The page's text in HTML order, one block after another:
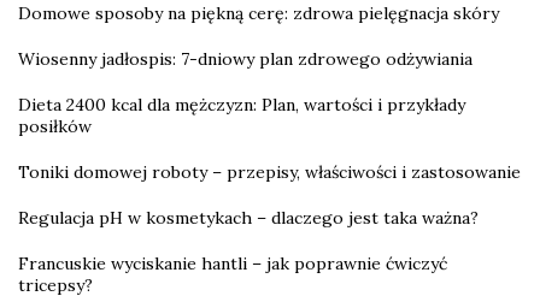
Domowe sposoby na piękną cerę: zdrowa pielęgnacja skóry
Wiosenny jadłospis: 7-dniowy plan zdrowego odżywiania
Dieta 2400 kcal dla mężczyzn: Plan, wartości i przykłady
posiłków
Toniki domowej roboty – przepisy, właściwości i zastosowanie
Regulacja pH w kosmetykach – dlaczego jest taka ważna?
Francuskie wyciskanie hantli – jak poprawnie ćwiczyć
tricepsy?